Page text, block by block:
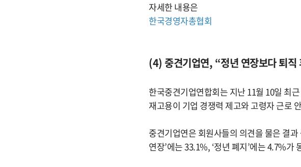
자세한 내용은
한국경영자총협회
(4) 중견기업연, “정년 연장보다 퇴직
한국중견기업연합회는 지난 11월 10일 최
재고용이 기업 경쟁력 제고와 고령자 근로
중견기업연은 회원사들의 의견을 물은 결
연장’에는 33.1%, ‘정년 폐지’에는 4.7%가